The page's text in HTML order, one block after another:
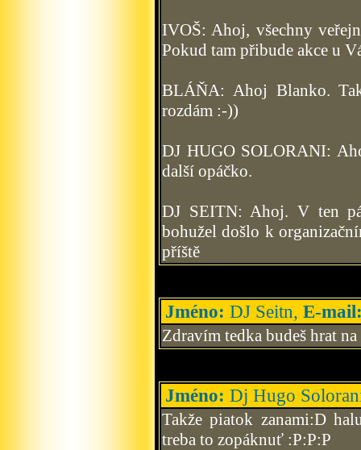
IVOŠ: Ahoj, všechny
Pokud tam přibude akce u
BLÁŇA: Ahoj Blanko.
rozdám :-))
DJ HUGO SOLORANI:
další opáčko.
DJ SEITN: Ahoj. V ten
bohužel došlo k
příště
Jméno: DJ Seitn, E-
Zdravím tedka budeš hrat
Jméno: Dj Hugo
Takže piatok zanami:D
treba to zopáknuť :P:P:P